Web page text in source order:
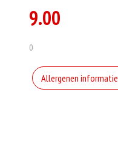
9.00
0
Allergenen informatie